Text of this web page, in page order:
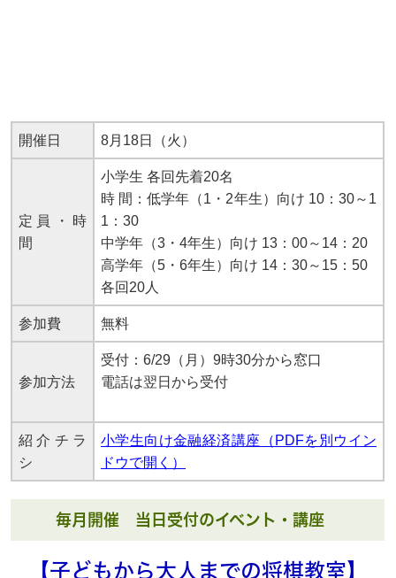
開催日 8月18日（火）
定員・時
間
小学生 各回先着20名
時 間：低学年（1・2年生）向け 10：30～1
1：30
中学年（3・4年生）向け 13：00～14：20
高学年（5・6年生）向け 14：30～15：50
各回20人
参加費 無料
参加方法
受付：6/29（月）9時30分から窓口
電話は翌日から受付
紹介チラ
シ
小学生向け金融経済講座（PDFを別ウイン
ドウで開く）
毎月開催 当日受付のイベント・講座
【子どもから大人までの将棋教室】